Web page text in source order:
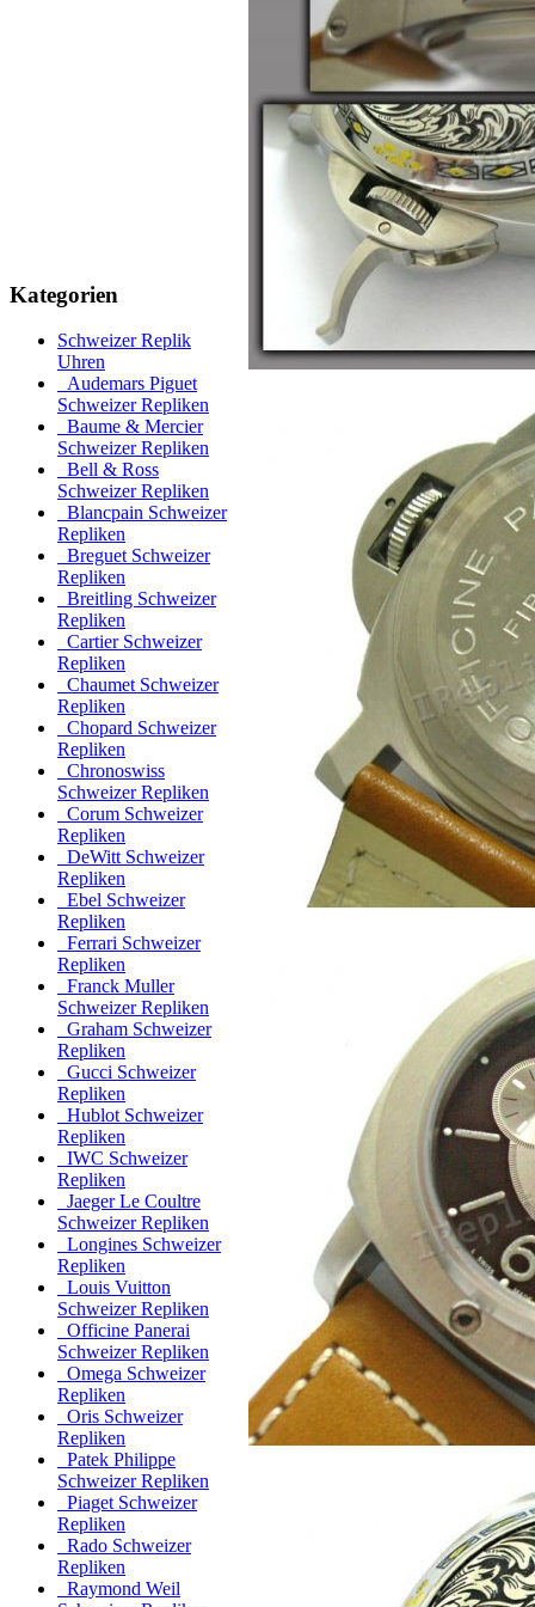
Kategorien
Schweizer Replik
Uhren
Audemars Piguet
Schweizer Repliken
Baume & Mercier
Schweizer Repliken
Bell & Ross
Schweizer Repliken
Blancpain Schweizer
Repliken
Breguet Schweizer
Repliken
Breitling Schweizer
Repliken
Cartier Schweizer
Repliken
Chaumet Schweizer
Repliken
Chopard Schweizer
Repliken
Chronoswiss
Schweizer Repliken
Corum Schweizer
Repliken
DeWitt Schweizer
Repliken
Ebel Schweizer
Repliken
Ferrari Schweizer
Repliken
Franck Muller
Schweizer Repliken
Graham Schweizer
Repliken
Gucci Schweizer
Repliken
Hublot Schweizer
Repliken
IWC Schweizer
Repliken
Jaeger Le Coultre
Schweizer Repliken
Longines Schweizer
Repliken
Louis Vuitton
Schweizer Repliken
Officine Panerai
Schweizer Repliken
Omega Schweizer
Repliken
Oris Schweizer
Repliken
Patek Philippe
Schweizer Repliken
Piaget Schweizer
Repliken
Rado Schweizer
Repliken
Raymond Weil